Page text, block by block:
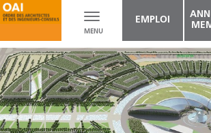
Toggle
navigation
MENU
EMPLOI